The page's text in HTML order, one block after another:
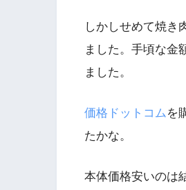
しかしせめて焼き
ました。手頃な金
ました。
価格ドットコムを
たかな。
本体価格安いのは